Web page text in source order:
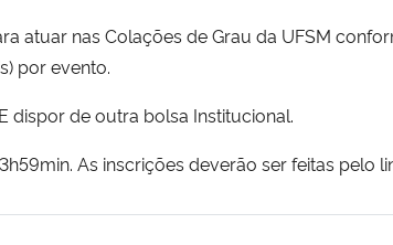
atuar nas Colações de Grau da UFSM
por evento.
dispor de outra bolsa Institucional.
As inscrições deverão ser feitas pelo